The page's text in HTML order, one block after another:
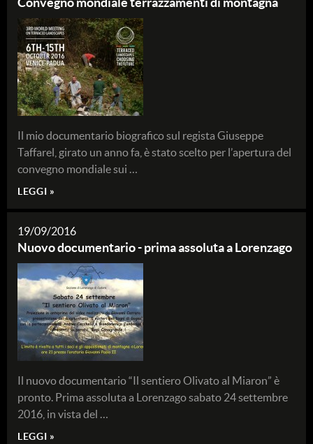
Il mio documentario biografico sul regista Giuseppe
Taffarel, girato un anno fa, è stato scelto per l’apertura del
convegno mondiale sui …
LEGGI »
19/09/2016
Nuovo documentario - prima assoluta a Lorenzago
Il nuovo documentario “Il sentiero Olivato al Miaron” è
pronto. Prima assoluta a Lorenzago sabato 24 settembre
2016, in vista del …
LEGGI »